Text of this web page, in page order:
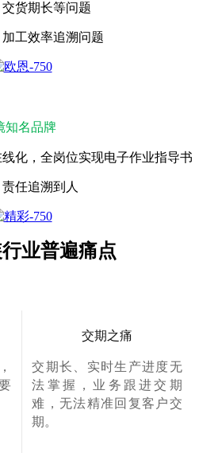
货期长等问题
工效率追溯问题
知名品牌
化，全岗位实现电子作业指导书
任追溯到人
业普遍痛点
交期之痛
交期长、实时生产进度无
法掌握，业务跟进交期
难，无法精准回复客户交
期。